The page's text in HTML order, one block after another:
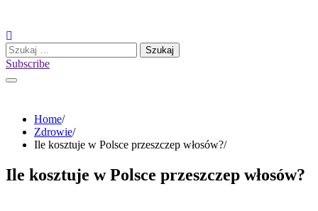
content
Szukaj:
Subscribe
Home
Zdrowie
Ile kosztuje w Polsce przeszczep włosów?
Ile kosztuje w Polsce przeszczep włosów?